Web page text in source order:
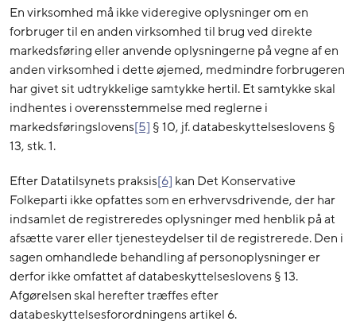
En virksomhed må ikke videregive oplysninger om en
forbruger til en anden virksomhed til brug ved direkte
markedsføring eller anvende oplysningerne på vegne af en
anden virksomhed i dette øjemed, medmindre forbrugeren
har givet sit udtrykkelige samtykke hertil. Et samtykke skal
indhentes i overensstemmelse med reglerne i
markedsføringslovens[5] § 10, jf. databeskyttelseslovens §
13, stk. 1.
Efter Datatilsynets praksis[6] kan Det Konservative
Folkeparti ikke opfattes som en erhvervsdrivende, der har
indsamlet de registreredes oplysninger med henblik på at
afsætte varer eller tjenesteydelser til de registrerede. Den i
sagen omhandlede behandling af personoplysninger er
derfor ikke omfattet af databeskyttelseslovens § 13.
Afgørelsen skal herefter træffes efter
databeskyttelsesforordningens artikel 6.